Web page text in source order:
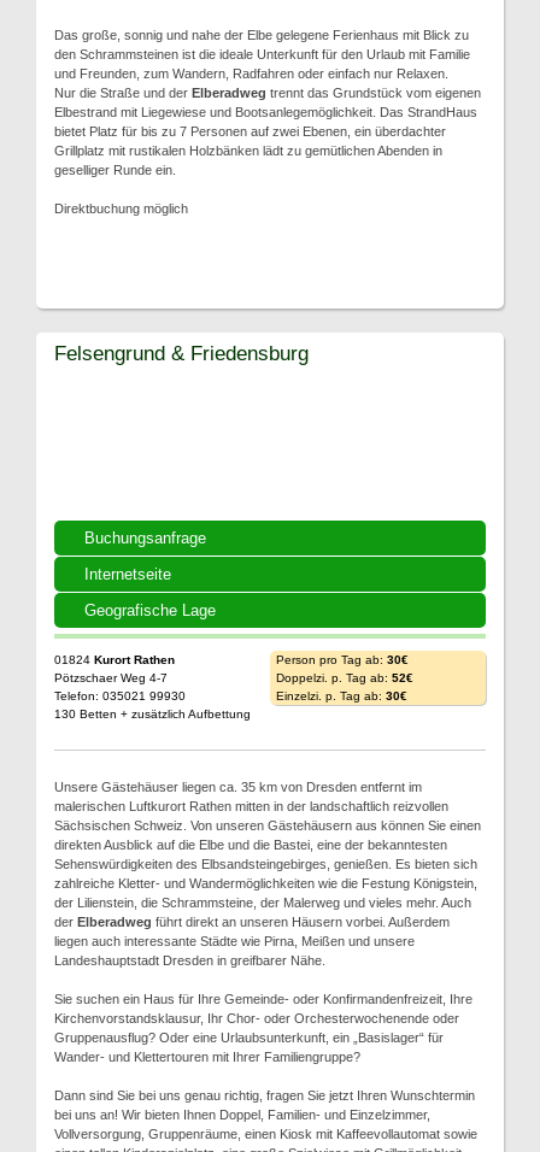
Das große, sonnig und nahe der Elbe gelegene Ferienhaus mit Blick zu
den Schrammsteinen ist die ideale Unterkunft für den Urlaub mit Familie
und Freunden, zum Wandern, Radfahren oder einfach nur Relaxen.
Nur die Straße und der Elberadweg trennt das Grundstück vom eigenen
Elbestrand mit Liegewiese und Bootsanlegemöglichkeit. Das StrandHaus
bietet Platz für bis zu 7 Personen auf zwei Ebenen, ein überdachter
Grillplatz mit rustikalen Holzbänken lädt zu gemütlichen Abenden in
geselliger Runde ein.
Direktbuchung möglich
Buchungsanfrage
Internetseite
Geografische Lage
Felsengrund & Friedensburg
01824 Kurort Rathen
Pötzschaer Weg 4-7
Telefon: 035021 99930
130 Betten + zusätzlich Aufbettung
Person pro Tag ab: 30€
Doppelzi. p. Tag ab: 52€
Einzelzi. p. Tag ab: 30€
Unsere Gästehäuser liegen ca. 35 km von Dresden entfernt im
malerischen Luftkurort Rathen mitten in der landschaftlich reizvollen
Sächsischen Schweiz. Von unseren Gästehäusern aus können Sie einen
direkten Ausblick auf die Elbe und die Bastei, eine der bekanntesten
Sehenswürdigkeiten des Elbsandsteingebirges, genießen. Es bieten sich
zahlreiche Kletter- und Wandermöglichkeiten wie die Festung Königstein,
der Lilienstein, die Schrammsteine, der Malerweg und vieles mehr. Auch
der Elberadweg führt direkt an unseren Häusern vorbei. Außerdem
liegen auch interessante Städte wie Pirna, Meißen und unsere
Landeshauptstadt Dresden in greifbarer Nähe.
Sie suchen ein Haus für Ihre Gemeinde- oder Konfirmandenfreizeit, Ihre
Kirchenvorstandsklausur, Ihr Chor- oder Orchesterwochenende oder
Gruppenausflug? Oder eine Urlaubsunterkunft, ein „Basislager“ für
Wander- und Klettertouren mit Ihrer Familiengruppe?
Dann sind Sie bei uns genau richtig, fragen Sie jetzt Ihren Wunschtermin
bei uns an! Wir bieten Ihnen Doppel, Familien- und Einzelzimmer,
Vollversorgung, Gruppenräume, einen Kiosk mit Kaffeevollautomat sowie